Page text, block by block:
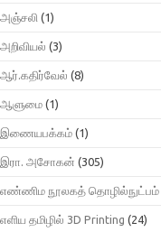
அஞ்சலி (1)
அறிவியல் (3)
ஆர்.கதிர்வேல் (8)
ஆளுமை (1)
இணையபக்கம் (1)
இரா. அசோகன் (305)
எண்ணிம நூலகத் தொழில்நுட்பம்
எளிய தமிழில் 3D Printing (24)